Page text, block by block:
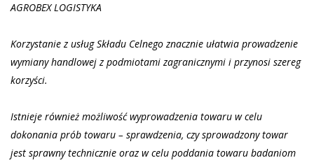
AGROBEX LOGISTYKA
Korzystanie z usług Składu Celnego znacznie ułatwia prowadzenie
wymiany handlowej z podmiotami zagranicznymi i przynosi szereg
korzyści.
Istnieje również możliwość wyprowadzenia towaru w celu
dokonania prób towaru – sprawdzenia, czy sprowadzony towar
jest sprawny technicznie oraz w celu poddania towaru badaniom